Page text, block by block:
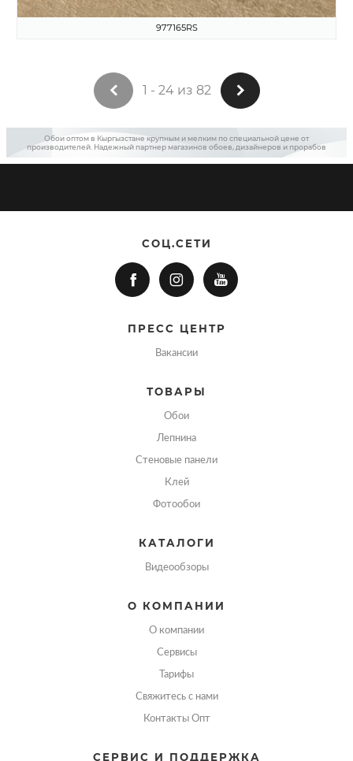
977165RS
1 - 24 из 82
Обои оптом в Кыргызстане крупным и мелким по специальной цене от
производителей. Надежный партнер магазинов обоев, дизайнеров и прорабов
СОЦ.СЕТИ
ПРЕСС ЦЕНТР
Вакансии
ТОВАРЫ
Обои
Лепнина
Стеновые панели
Клей
Фотообои
КАТАЛОГИ
Видеообзоры
О КОМПАНИИ
О компании
Сервисы
Тарифы
Свяжитесь с нами
Контакты Опт
СЕРВИС И ПОДДЕРЖКА